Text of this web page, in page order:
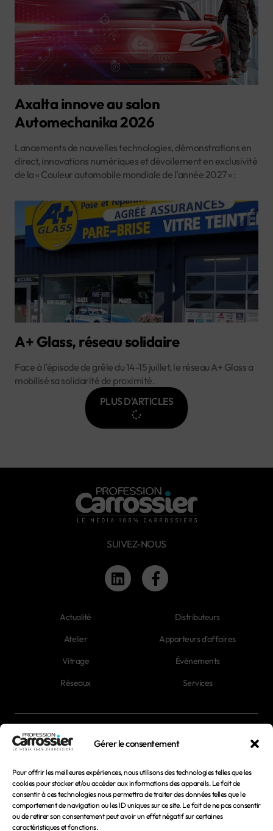
Gérer le consentement
Pour offrir les meilleures expériences, nous utilisons des technologies telles que les
cookies pour stocker et/ou accéder aux informations des appareils. Le fait de
consentir à ces technologies nous permettra de traiter des données telles que le
comportement de navigation ou les ID uniques sur ce site. Le fait de ne pas consentir
ou de retirer son consentement peut avoir un effet négatif sur certaines
caractéristiques et fonctions.
Axalta innove au salon
Automechanika 2026
Lancements de nouvelles technologies, démonstrations en
direct, innovations numériques et dévoilement en exclusivité
de la « Couleur automobile mondiale de l’année 2027 » :
A+ Glass, réseau solidaire
Face à l’épisode de grêle du 14-15 juillet, le réseau A+ Glass a
mobilisé sa solidarité de proximité.
PLUS D'ARTICLES
SUIVEZ-NOUS
Actualité
Atelier
Vitrage
Réseaux
Distributeurs
Apporteurs d'affaires
Évènements
Services
Mentions légales
Conditions générales d'utilisation